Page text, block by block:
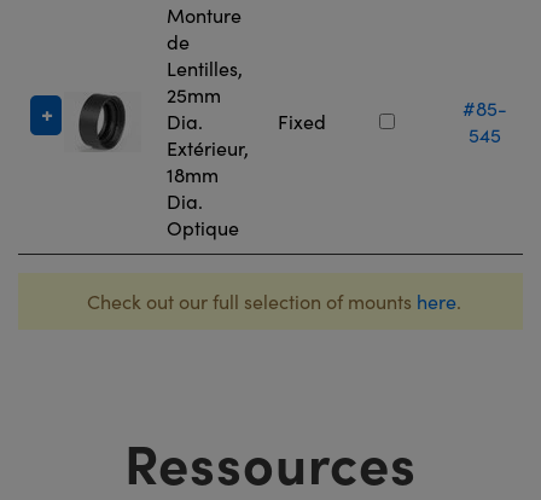
Monture
de
Lentilles,
25mm
Dia.
Extérieur,
18mm
Dia.
Optique
Fixed
#85-
545
Check out our full selection of mounts here.
Ressources